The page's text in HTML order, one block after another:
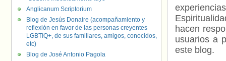
hacen
usuarios a
este blog.
Anglicanum Scriptorium
Blog de Jesús Donaire (acompañamiento y
reflexión en favor de las personas creyentes
LGBTIQ+, de sus familiares, amigos, conocidos,
etc)
Blog de José Antonio Pagola